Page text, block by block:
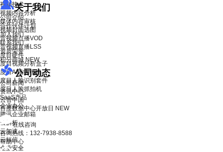
关于我们
公司介绍
合作伙伴计划
加入我们
联系我们
资质荣誉
积分商城 NEW
公司动态
公司新闻
资讯中心
云智中国
百度数据中心开放日 NEW
在线咨询
咨询热线：132-7938-8588
帮助中心
视频技术
视频内容分析
媒体内容审核
视频封面选图
音视频点播VOD
音视频直播LSS
度目硬件
度目视频分析盒子
度目AI镜头模组
度目人脸识别套件
度目人脸抓拍机
SaaS产品
企业办公
腾讯企业邮箱
云解析
云加速
云短信
企业安全